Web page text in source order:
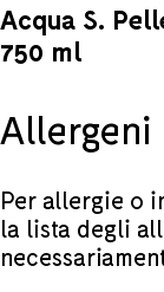
Acqua S.
750 ml
Allergeni
Per allergie o
la lista degli